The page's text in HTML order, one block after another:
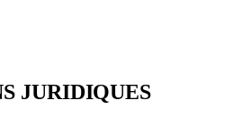
JURIDIQUES